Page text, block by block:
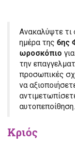
Ανακαλύψτε τι
ημέρα της 6ης
ωροσκόπιο για
την
προσωπικές
να
αυτοπεποίθηση.
Κριός